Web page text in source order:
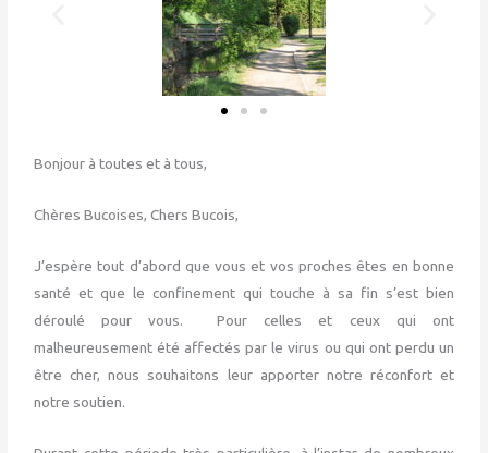
Bonjour à toutes et à tous,
Chères Bucoises, Chers Bucois,
J’espère tout d’abord que vous et vos proches êtes en bonne
santé et que le confinement qui touche à sa fin s’est bien
déroulé pour vous. Pour celles et ceux qui ont
malheureusement été affectés par le virus ou qui ont perdu un
être cher, nous souhaitons leur apporter notre réconfort et
notre soutien.